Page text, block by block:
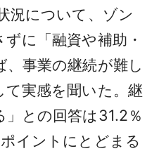
況について、ゾン
に「融資や補助・
事業の継続が難し
て実感を聞いた。継
との回答は31.2％
イントにとどまる